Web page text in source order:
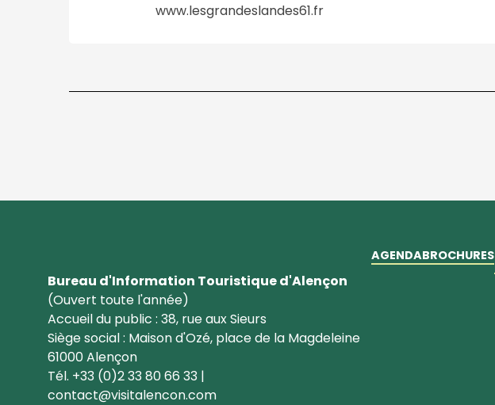
www.lesgrandeslandes61.fr
Bureau d'Information Touristique d'Alençon
(Ouvert toute l'année)
Accueil du public : 38, rue aux Sieurs
Siège social : Maison d'Ozé, place de la Magdeleine
61000 Alençon
Tél. +33 (0)2 33 80 66 33 |
contact@visitalencon.com
AGENDABROCHURES